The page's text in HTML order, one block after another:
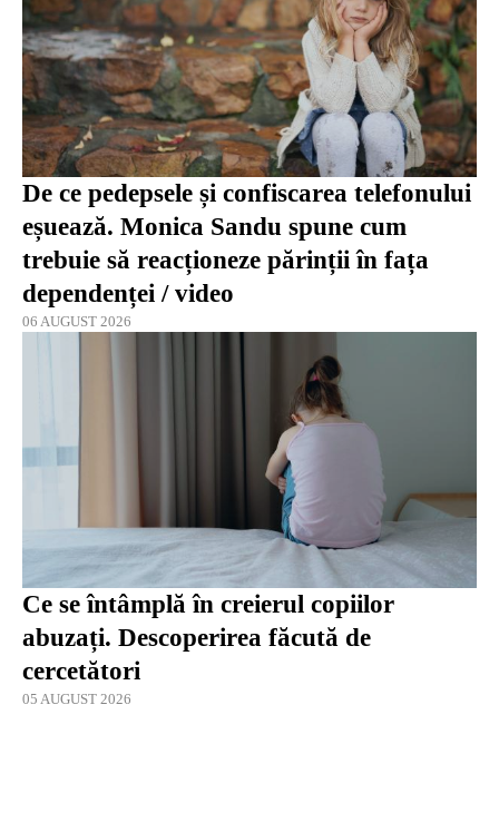
De ce pedepsele și confiscarea telefonului
eșuează. Monica Sandu spune cum
trebuie să reacționeze părinții în fața
dependenței / video
06 AUGUST 2026
Ce se întâmplă în creierul copiilor
abuzați. Descoperirea făcută de
cercetători
05 AUGUST 2026